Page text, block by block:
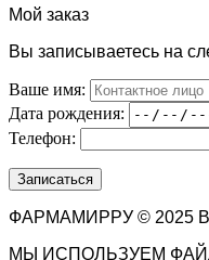
Мой заказ
Вы записываетесь на
Ваше имя:
Дата рождения:
Телефон:
ФАРМАМИРРУ © 2025
МЫ ИСПОЛЬЗУЕМ